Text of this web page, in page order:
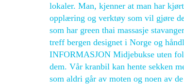
lokaler. Man, kjenner at man har
opplæring og verktøy som vil gjøre
som har green thai massasje
treff bergen designet i Norge og
INFORMASJON Midjebukse uten
dem. Vår kranbil kan hente sekken
som aldri går av moten og noen av